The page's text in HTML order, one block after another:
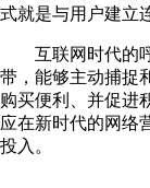
式就是与用户建立
互联网时代的呼
带，能够主动捕捉
购买便利、并促进
应在新时代的网络
投入。